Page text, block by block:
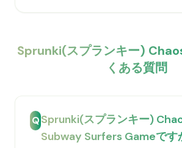
Sprunki(スプランキー)
くある質問
QSprunki(スプランキー)
Subway Surfers Gameです